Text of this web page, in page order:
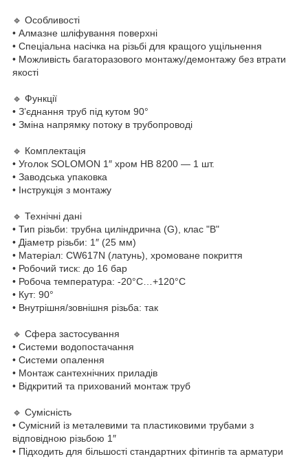
🔹 Особливості
• Алмазне шліфування поверхні
• Спеціальна насічка на різьбі для кращого ущільнення
• Можливість багаторазового монтажу/демонтажу без втрати
якості
🔹 Функції
• З’єднання труб під кутом 90°
• Зміна напрямку потоку в трубопроводі
🔹 Комплектація
• Уголок SOLOMON 1″ хром НВ 8200 — 1 шт.
• Заводська упаковка
• Інструкція з монтажу
🔹 Технічні дані
• Тип різьби: трубна циліндрична (G), клас "B"
• Діаметр різьби: 1″ (25 мм)
• Матеріал: CW617N (латунь), хромоване покриття
• Робочий тиск: до 16 бар
• Робоча температура: -20°C…+120°C
• Кут: 90°
• Внутрішня/зовнішня різьба: так
🔹 Сфера застосування
• Системи водопостачання
• Системи опалення
• Монтаж сантехнічних приладів
• Відкритий та прихований монтаж труб
🔹 Сумісність
• Сумісний із металевими та пластиковими трубами з
відповідною різьбою 1″
• Підходить для більшості стандартних фітингів та арматури